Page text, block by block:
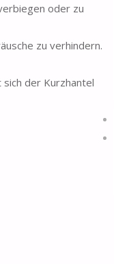
oder zu
zu verhindern.
der Kurzhantel